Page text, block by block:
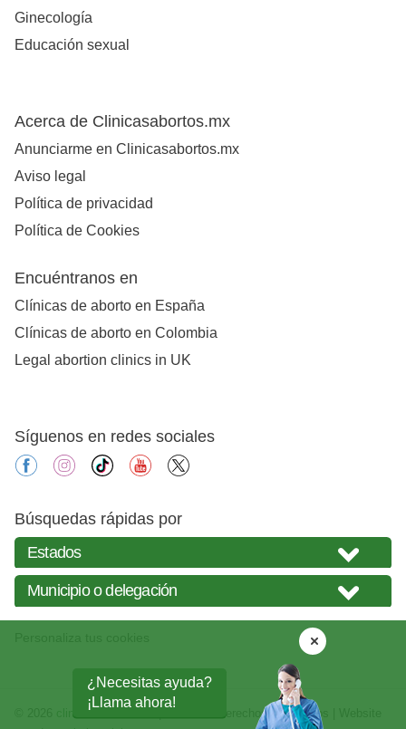
¿Necesitas ayuda?
¡Llama ahora!
Ginecología
Educación sexual
Acerca de Clinicasabortos.mx
Anunciarme en Clinicasabortos.mx
Aviso legal
Política de privacidad
Política de Cookies
Encuéntranos en
Clínicas de aborto en España
Clínicas de aborto en Colombia
Legal abortion clinics in UK
Síguenos en redes sociales
facebookinstagram
tiktok youtube
Búsquedas rápidas por
clinicasabortos.mx
| Todos los derechos reservados | Website